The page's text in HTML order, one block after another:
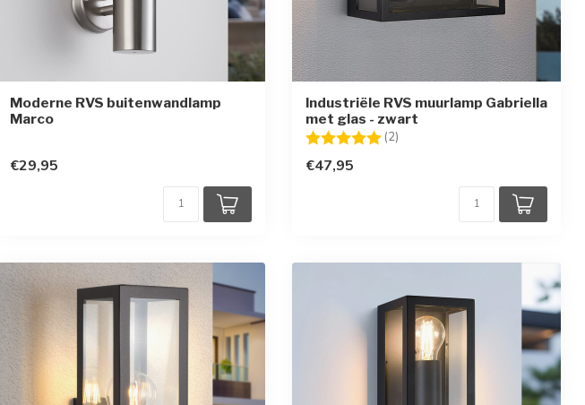
Moderne RVS buitenwandlamp
Marco
€29,95
Industriële RVS muurlamp Gabriella
met glas - zwart
Beoordeling: (2)
€47,95